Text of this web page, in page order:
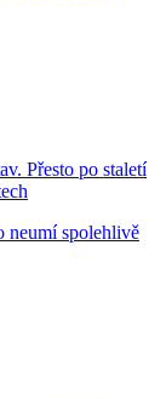
Přesto po staletí
neumí spolehlivě